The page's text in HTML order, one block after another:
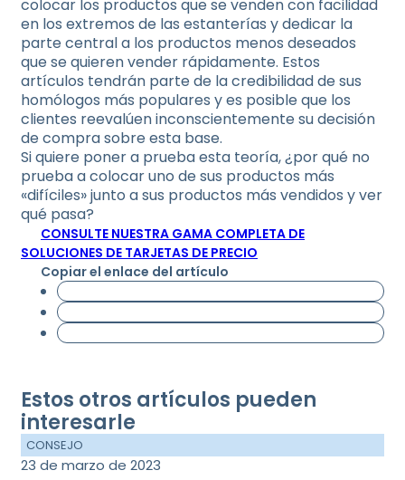
colocar los productos que se venden con facilidad
en los extremos de las estanterías y dedicar la
parte central a los productos menos deseados
que se quieren vender rápidamente. Estos
artículos tendrán parte de la credibilidad de sus
homólogos más populares y es posible que los
clientes reevalúen inconscientemente su decisión
de compra sobre esta base.
Si quiere poner a prueba esta teoría, ¿por qué no
prueba a colocar uno de sus productos más
«difíciles» junto a sus productos más vendidos y ver
qué pasa?
CONSULTE NUESTRA GAMA COMPLETA DE
SOLUCIONES DE TARJETAS DE PRECIO
Copiar el enlace del artículo
Estos otros artículos pueden
interesarle
CONSEJO
23 de marzo de 2023